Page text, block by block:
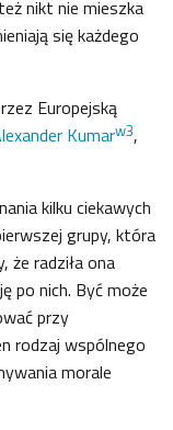
nikt nie mieszka
się każdego
Europejską
Kumarw3,
kilku ciekawych
grupy, która
że radziła ona
po nich. Być może
przy
rodzaj wspólnego
morale